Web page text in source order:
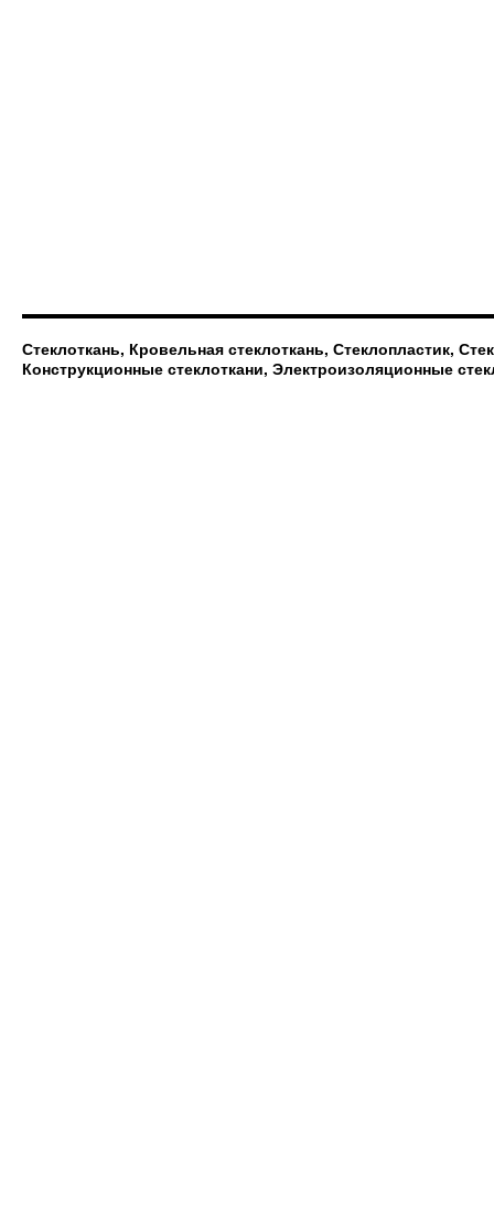
Стеклоткань, Кровельная стеклоткань, Стеклопластик,
Конструкционные стеклоткани, Электроизоляционные